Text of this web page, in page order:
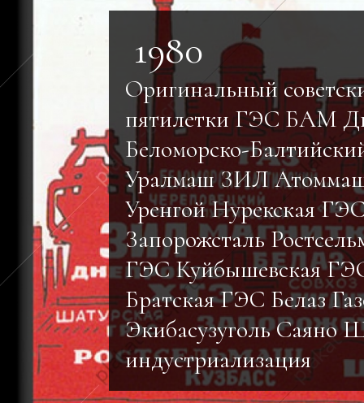
1980
Оригинальный
пятилетки ГЭС БАМ
Беломорско-
Уралмаш ЗИЛ
Уренгой Нурекская
Запорожсталь
ГЭС Куйбышевская
Братская ГЭС Белаз
Экибасузуголь Саяно
индустриализация